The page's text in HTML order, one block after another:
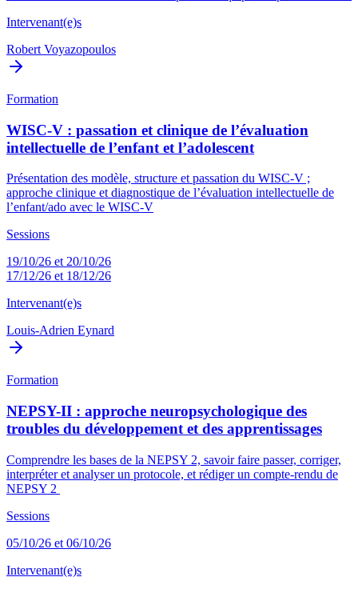
Intervenant(e)s
Robert Voyazopoulos
Formation
WISC-V : passation et clinique de l’évaluation
intellectuelle de l’enfant et l’adolescent
Présentation des modèle, structure et passation du WISC-V ;
approche clinique et diagnostique de l’évaluation intellectuelle de
l’enfant/ado avec le WISC-V
Sessions
19/10/26 et 20/10/26
17/12/26 et 18/12/26
Intervenant(e)s
Louis-Adrien Eynard
Formation
NEPSY-II : approche neuropsychologique des
troubles du développement et des apprentissages
Comprendre les bases de la NEPSY 2, savoir faire passer, corriger,
interpréter et analyser un protocole, et rédiger un compte-rendu de
NEPSY 2
Sessions
05/10/26 et 06/10/26
Intervenant(e)s